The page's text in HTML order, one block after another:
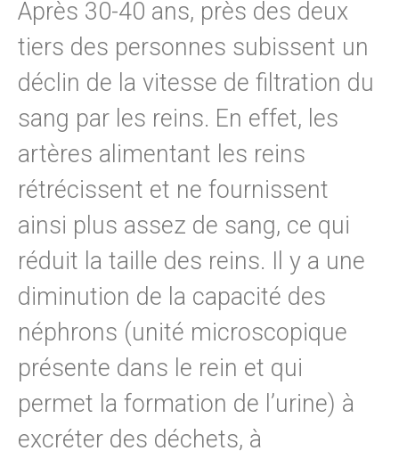
Après 30-40 ans, près des deux
tiers des personnes subissent un
déclin de la vitesse de filtration du
sang par les reins. En effet, les
artères alimentant les reins
rétrécissent et ne fournissent
ainsi plus assez de sang, ce qui
réduit la taille des reins. Il y a une
diminution de la capacité des
néphrons (unité microscopique
présente dans le rein et qui
permet la formation de l’urine) à
excréter des déchets, à